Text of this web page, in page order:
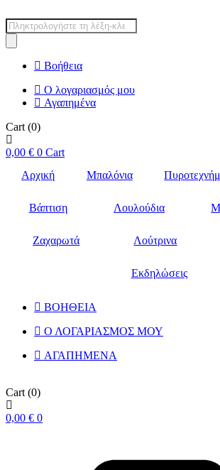
Products
search
Βοήθεια
Ο λογαριασμός μου
Αγαπημένα
Cart (0)
0,00 € 0 Cart
Αρχική
Μπαλόνια
Βάπτιση Λουλούδια
Ζαχαρωτά Λούτρινα
Εκδηλώσεις
ΒΟΗΘΕΙΑ
Ο ΛΟΓΑΡΙΑΣΜΟΣ ΜΟΥ
ΑΓΑΠΗΜΕΝΑ
Cart (0)
0,00 € 0